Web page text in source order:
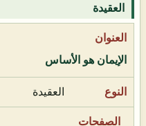
العقيدة
الإيمان هو الأساس
العقيدة